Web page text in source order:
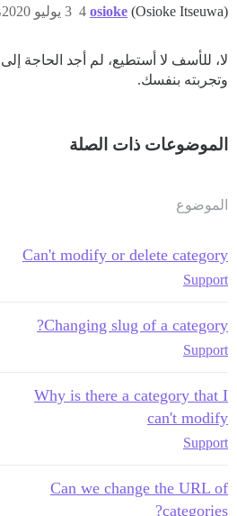
osioke (Osioke Itseuwa) 3 يوليو 2020، 4:59م 4
لا، للأسف لا أستطيع، لم أجد الحاجة
وتجربته بنفسك.
الموضوعات ذات الصلة
الموضوع
Can't modify or delete category
Support
Changing slug of a category?
Support
Why is there a category that I
can't modify
Support
Can we change the URL of
categories?